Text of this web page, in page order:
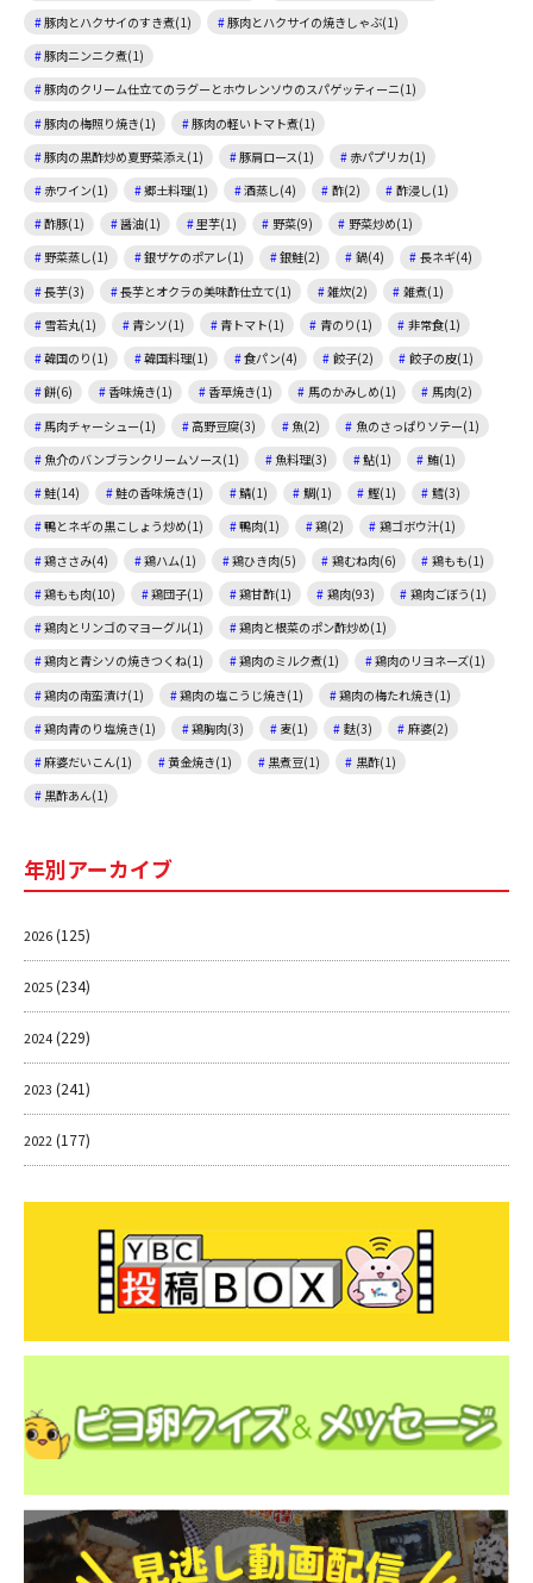
豚肉とハクサイのすき煮(1)
豚肉とハクサイの焼きしゃぶ(1)
豚肉ニンニク煮(1)
豚肉のクリーム仕立てのラグーとホウレンソウのスパゲッティーニ(1)
豚肉の梅照り焼き(1)
豚肉の軽いトマト煮(1)
豚肉の黒酢炒め夏野菜添え(1)
豚肩ロース(1)
赤パプリカ(1)
赤ワイン(1)
郷土料理(1) 酒蒸し(4) 酢(2)
酢浸し(1)
酢豚(1)
醤油(1) 里芋(1) 野菜(9)
野菜炒め(1)
野菜蒸し(1)
銀ザケのポアレ(1) 銀鮭(2) 鍋(4)
長ネギ(4)
長芋(3)
長芋とオクラの美味酢仕立て(1) 雑炊(2)
雑煮(1)
雪若丸(1)
青シソ(1) 青トマト(1) 青のり(1)
非常食(1)
韓国のり(1)
韓国料理(1) 食パン(4) 餃子(2)
餃子の皮(1)
餅(6)
香味焼き(1) 香草焼き(1) 馬のかみしめ(1)
馬肉(2)
馬肉チャーシュー(1)
高野豆腐(3) 魚(2)
魚のさっぱりソテー(1)
魚介のバンブランクリームソース(1)
魚料理(3) 鮎(1)
鮪(1)
鮭(14)
鮭の香味焼き(1) 鯖(1) 鯛(1) 鰹(1)
鱈(3)
鴨とネギの黒こしょう炒め(1)
鴨肉(1) 鶏(2)
鶏ゴボウ汁(1)
鶏ささみ(4)
鶏ハム(1) 鶏ひき肉(5) 鶏むね肉(6)
鶏もも(1)
鶏もも肉(10)
鶏団子(1) 鶏甘酢(1) 鶏肉(93)
鶏肉ごぼう(1)
鶏肉とリンゴのマヨーグル(1)
鶏肉と根菜のポン酢炒め(1)
鶏肉と青シソの焼きつくね(1)
鶏肉のミルク煮(1)
鶏肉のリヨネーズ(1)
鶏肉の南蛮漬け(1)
鶏肉の塩こうじ焼き(1)
鶏肉の梅たれ焼き(1)
鶏肉青のり塩焼き(1)
鶏胸肉(3) 麦(1) 麩(3)
麻婆(2)
麻婆だいこん(1)
黄金焼き(1) 黒煮豆(1)
黒酢(1)
黒酢あん(1)
年別アーカイブ
2026(125)
2025(234)
2024(229)
2023 (241)
2022(177)